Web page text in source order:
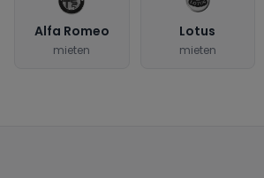
Alfa Romeo
mieten
Lotus
mieten